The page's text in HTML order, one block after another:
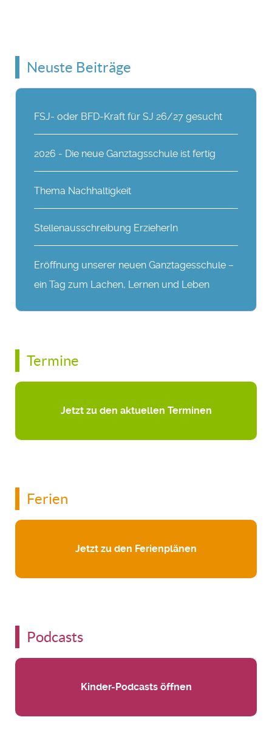
Neuste Beiträge
FSJ- oder BFD-Kraft für SJ 26/27 gesucht
2026 - Die neue Ganztagsschule ist fertig
Thema Nachhaltigkeit
Stellenausschreibung ErzieherIn
Eröffnung unserer neuen Ganztagesschule –
ein Tag zum Lachen, Lernen und Leben
Termine
Jetzt zu den aktuellen Terminen
Ferien
Jetzt zu den Ferienplänen
Podcasts
Kinder-Podcasts öffnen